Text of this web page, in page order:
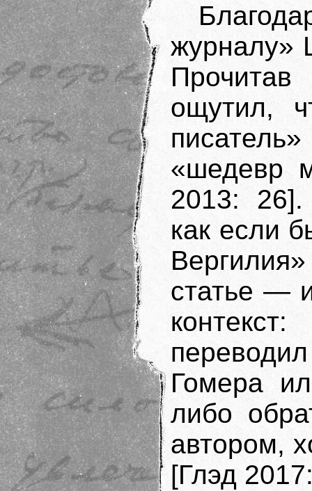
журналу»
Прочитав
ощутил,
«шедевр
2013:
как если
статье —
Гомера
либо
автором,
[Глэд